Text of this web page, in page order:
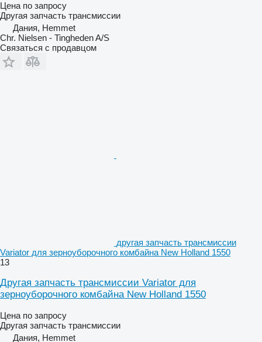
Цена по запросу
Другая запчасть трансмиссии
Дания, Hemmet
Chr. Nielsen - Tingheden A/S
Связаться с продавцом
другая запчасть трансмиссии
Variator для зерноуборочного комбайна New Holland 1550
13
Другая запчасть трансмиссии Variator для
зерноуборочного комбайна New Holland 1550
Цена по запросу
Другая запчасть трансмиссии
Дания, Hemmet